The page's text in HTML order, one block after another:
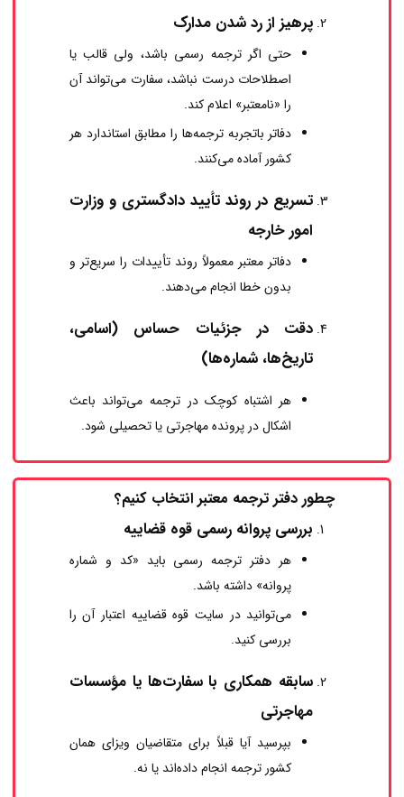
پرهیز از رد شدن مدارک
حتی اگر ترجمه رسمی باشد، ولی قالب یا
اصطلاحات درست نباشد، سفارت می‌تواند آن
را «نامعتبر» اعلام کند.
دفاتر باتجربه ترجمه‌ها را مطابق استاندارد هر
کشور آماده می‌کنند.
تسریع در روند تأیید دادگستری و وزارت
امور خارجه
دفاتر معتبر معمولاً روند تأییدات را سریع‌تر و
بدون خطا انجام می‌دهند.
دقت در جزئیات حساس (اسامی،
تاریخ‌ها، شماره‌ها)
هر اشتباه کوچک در ترجمه می‌تواند باعث
اشکال در پرونده مهاجرتی یا تحصیلی شود.
چطور دفتر ترجمه معتبر انتخاب کنیم؟
بررسی پروانه رسمی قوه قضاییه
هر دفتر ترجمه رسمی باید «کد و شماره
پروانه» داشته باشد.
می‌توانید در سایت قوه قضاییه اعتبار آن را
بررسی کنید.
سابقه همکاری با سفارت‌ها یا مؤسسات
مهاجرتی
بپرسید آیا قبلاً برای متقاضیان ویزای همان
کشور ترجمه انجام داده‌اند یا نه.